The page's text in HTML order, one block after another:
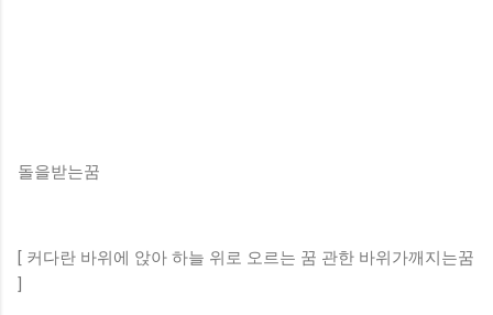
돌을받는꿈
[ 커다란 바위에 앉아 하늘 위로 오르는 꿈 관한 바위가깨지는꿈
]